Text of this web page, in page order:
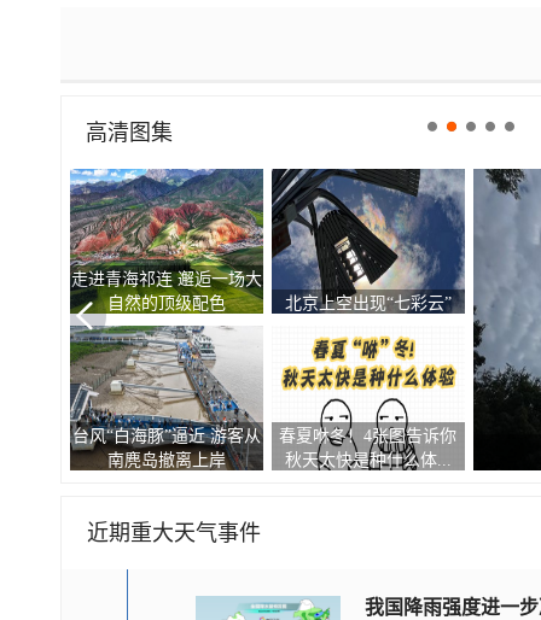
高清图集
北京天空现瑰丽朝霞 云层
仿若一片片棉花糖
北京现超清晰日晕 好似天
空“大眼睛”
为防范台风“白海豚” 浙江
温岭渔船紧急转...
一组图告诉你大雾家族都
有哪些成员 谁的“...
近期重大天气事件